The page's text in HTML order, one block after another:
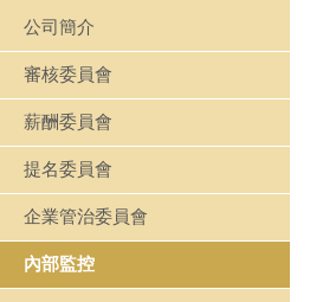
公司簡介
審核委員會
薪酬委員會
提名委員會
企業管治委員會
內部監控